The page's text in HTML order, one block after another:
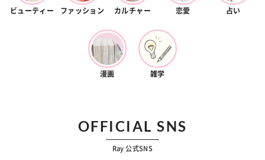
ビューティー ファッション カルチャー 恋愛 占い
漫画 雑学
OFFICIAL SNS
Ray 公式SNS